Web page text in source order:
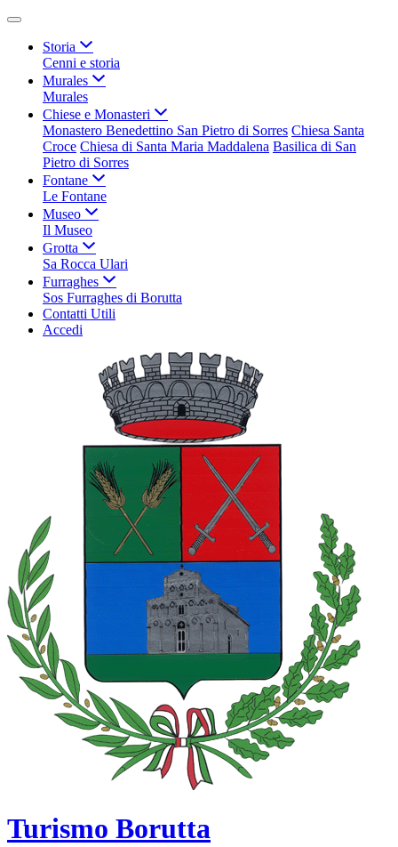
Storia
Cenni e storia
Murales
Murales
Chiese e Monasteri
Monastero Benedettino San Pietro di Sorres Chiesa Santa
Croce Chiesa di Santa Maria Maddalena Basilica di San
Pietro di Sorres
Fontane
Le Fontane
Museo
Il Museo
Grotta
Sa Rocca Ulari
Furraghes
Sos Furraghes di Borutta
Contatti Utili
Accedi
Turismo Borutta